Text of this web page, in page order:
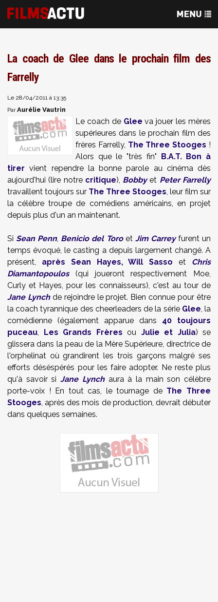
La coach de Glee dans le prochain film des
Farrelly
Le 28/04/2011 à 13:35
ParAurélie Vautrin
Le coach de Glee va jouer les mères
supérieures dans le prochain film des
frères Farrelly, The Three Stooges !
Alors que le "très fin" B.A.T. Bon à
tirer vient rependre la bonne parole au cinéma dès
aujourd'hui (lire notre critique), Bobbyet Peter Farrelly
travaillent toujours sur The Three Stooges, leur film sur
la célèbre troupe de comédiens américains, en projet
depuis plus d'un an maintenant.
SiSean Penn, Benicio del Toroet Jim Carreyfurent un
temps évoqué, le casting a depuis largement changé. A
présent, après Sean Hayes, Will Sasso et Chris
Diamantopoulos(qui joueront respectivement Moe,
Curly et Hayes, pour les connaisseurs), c'est au tour de
Jane Lynchde rejoindre le projet. Bien connue pour être
la coach tyrannique des cheerleaders de la série Glee, la
comédienne (également apparue dans 40 toujours
puceau, Les Grands Frères ou Julie et Julia) se
glissera dans la peau de la Mère Supérieure, directrice de
l'orphelinat où grandirent les trois garçons malgré ses
efforts déséspérés pour les faire adopter. Ne reste plus
qu'à savoir siJane Lynchaura à la main son célèbre
porte-voix ! En tout cas, le tournage de The Three
Stooges, après des mois de production, devrait débuter
dans quelques semaines.